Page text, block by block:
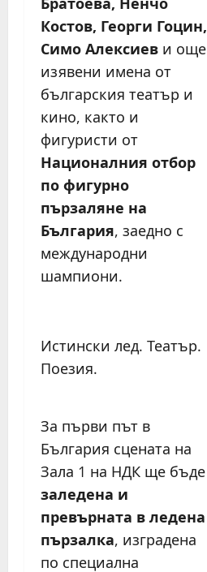
Костов, Георги Гоцин,
Симо Алексиев и още
изявени имена от
българския театър и
кино, както и
фигуристи от
Националния отбор
по фигурно
пързаляне на
България, заедно с
международни
шампиони.
Истински лед. Театър.
Поезия.
За първи път в
България сцената на
Зала 1 на НДК ще бъде
заледена и
превърната в ледена
пързалка, изградена
по специална